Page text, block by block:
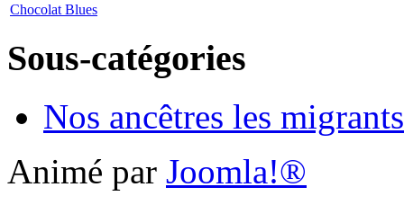
Chocolat Blues
Sous-catégories
Nos ancêtres les migrants
Animé par Joomla!®